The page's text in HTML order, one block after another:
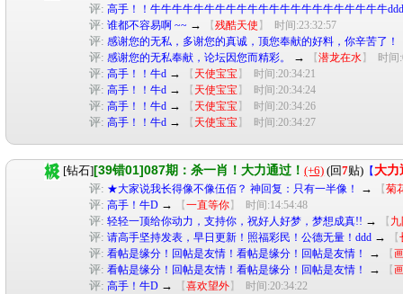
评: 高手！！牛牛牛牛牛牛牛牛牛牛牛牛牛牛牛牛牛牛牛牛牛牛
评: 谁都不容易啊 ~~ → 【残酷天使 】 时间:23:32:57
评: 感谢您的无私，多谢您的真诚，顶您奉献的好料，你辛苦了！
评: 感谢您的无私奉献，论坛因您而精彩。 → 【潜龙在水 】 时间
评: 高手！！牛d → 【 天使宝宝 】 时间:20:34:21
评: 高手！！牛d → 【 天使宝宝 】 时间:20:34:24
评: 高手！！牛d → 【 天使宝宝 】 时间:20:34:26
评: 高手！！牛d → 【 天使宝宝 】 时间:20:34:27
[钻石][39错01]087期：杀一肖！大力通过！(+6) (回7贴) 【大力
评: ★大家说我长得像不像伍佰？ 神回复：只有一半像！ → 【菊
评: 高手！牛D → 【一直等你】 时间:14:54:48
评: 轻轻一顶给你动力，支持你，祝好人好梦，梦想成真!! → 【
评: 请高手坚持发表，早日更新！照福彩民！公德无量！ddd → 【
评: 看帖是缘分！回帖是友情！看帖是缘分！回帖是友情！ → 【
评: 看帖是缘分！回帖是友情！看帖是缘分！回帖是友情！ → 【
评: 高手！牛D → 【喜欢望外】 时间:20:34:22